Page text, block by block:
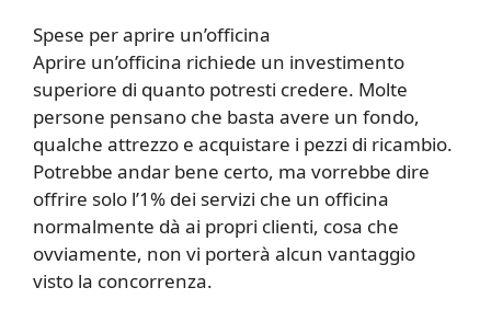
Spese per aprire un’officina
Aprire un’officina richiede un investimento
superiore di quanto potresti credere. Molte
persone pensano che basta avere un fondo,
qualche attrezzo e acquistare i pezzi di ricambio.
Potrebbe andar bene certo, ma vorrebbe dire
offrire solo l’1% dei servizi che un officina
normalmente dà ai propri clienti, cosa che
ovviamente, non vi porterà alcun vantaggio
visto la concorrenza.